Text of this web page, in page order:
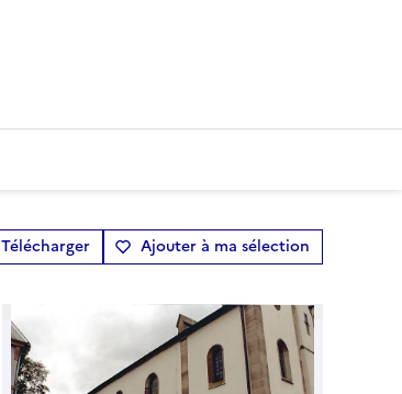
Télécharger Ajouter à ma sélection